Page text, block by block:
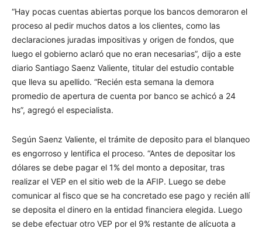
“Hay pocas cuentas abiertas porque los bancos demoraron el
proceso al pedir muchos datos a los clientes, como las
declaraciones juradas impositivas y origen de fondos, que
luego el gobierno aclaró que no eran necesarias”, dijo a este
diario Santiago Saenz Valiente, titular del estudio contable
que lleva su apellido. “Recién esta semana la demora
promedio de apertura de cuenta por banco se achicó a 24
hs”, agregó el especialista.
Según Saenz Valiente, el trámite de deposito para el blanqueo
es engorroso y lentifica el proceso. “Antes de depositar los
dólares se debe pagar el 1% del monto a depositar, tras
realizar el VEP en el sitio web de la AFIP. Luego se debe
comunicar al fisco que se ha concretado ese pago y recién allí
se deposita el dinero en la entidad financiera elegida. Luego
se debe efectuar otro VEP por el 9% restante de alícuota a